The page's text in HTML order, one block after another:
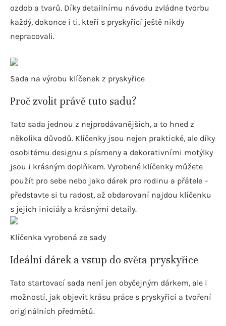
ozdob a tvarů. Díky detailnímu návodu zvládne tvorbu
každý, dokonce i ti, kteří s pryskyřicí ještě nikdy
nepracovali.
Sada na výrobu klíčenek z pryskyřice
Proč zvolit právě tuto sadu?
Tato sada jednou z nejprodávanějších, a to hned z
několika důvodů. Klíčenky jsou nejen praktické, ale díky
osobitému designu s písmeny a dekorativními motýlky
jsou i krásným doplňkem. Vyrobené klíčenky můžete
použít pro sebe nebo jako dárek pro rodinu a přátele –
představte si tu radost, až obdarovaní najdou klíčenku
s jejich iniciály a krásnými detaily.
Klíčenka vyrobená ze sady
Ideální dárek a vstup do světa pryskyřice
Tato startovací sada není jen obyčejným dárkem, ale i
možností, jak objevit krásu práce s pryskyřicí a tvoření
originálních předmětů.